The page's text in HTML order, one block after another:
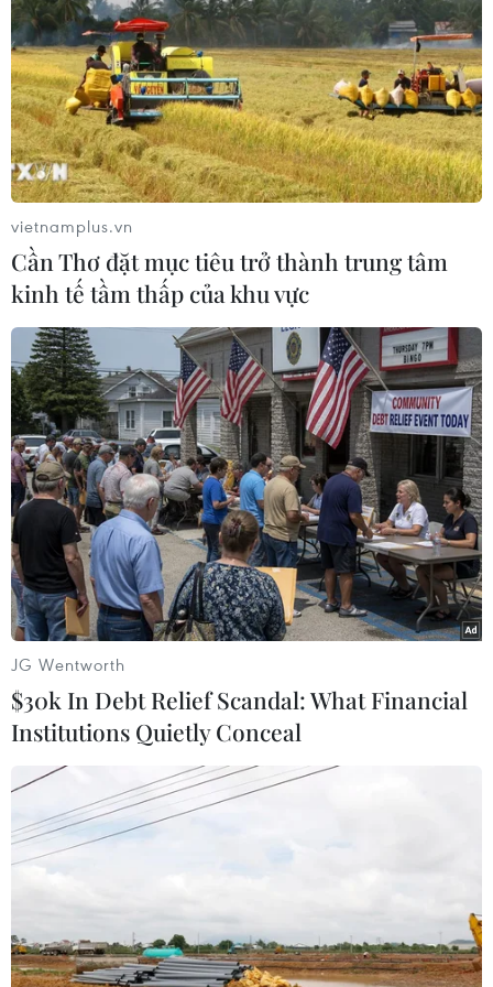
Thượng viện Mỹ phê chuẩn bà Gina
Raimondo làm Bộ trưởng Thương mại
02/03/2021 23:21
Bà Gina Raimondo đã nhận được 84 phiếu thuận và 15
phiếu chống từ các nhà lập pháp tại Thượng viện, để
trở thành người lãnh đạo Bộ Thương mại Mỹ trong chính
quyền của Tổng thống Biden.
Nhà Trắng rút đề cử bà Tanden làm người
đứng đầu Văn phòng Ngân sách
vietnamplus.vn
Cần Thơ đặt mục tiêu trở thành trung tâm
kinh tế tầm thấp của khu vực
JG Wentworth
$30k In Debt Relief Scandal: What Financial
Institutions Quietly Conceal